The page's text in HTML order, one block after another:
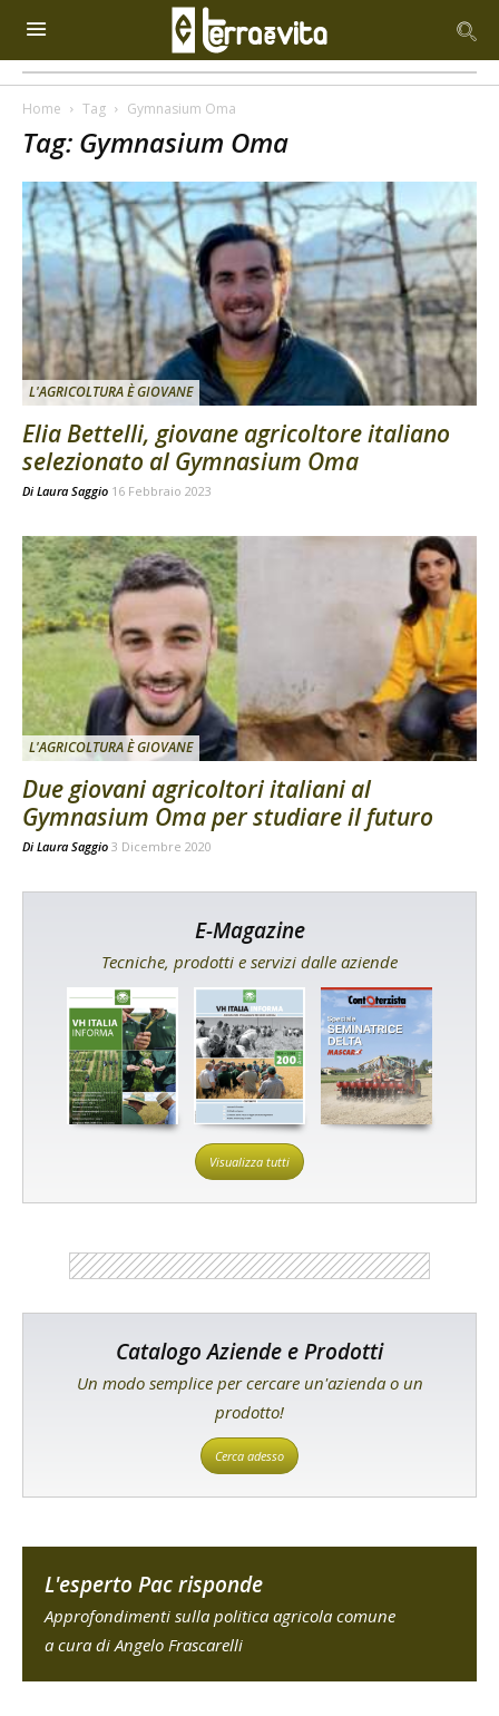
Home Tag Gymnasium Oma
Tag: Gymnasium Oma
L'AGRICOLTURA È GIOVANE
Elia Bettelli, giovane agricoltore italiano
selezionato al Gymnasium Oma
Di Laura Saggio 16 Febbraio 2023
L'AGRICOLTURA È GIOVANE
Due giovani agricoltori italiani al
Gymnasium Oma per studiare il futuro
Di Laura Saggio 3 Dicembre 2020
E-Magazine
Tecniche, prodotti e servizi dalle aziende
Visualizza tutti
Catalogo Aziende e Prodotti
Un modo semplice per cercare un'azienda o un
prodotto!
Cerca adesso
L'esperto Pac risponde
Approfondimenti sulla politica agricola comune
a cura di Angelo Frascarelli